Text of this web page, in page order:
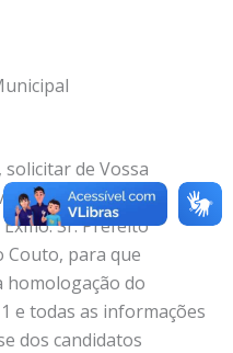
de Vossa
os Nobres
Sr. Prefeito
Couto, para que
homologação do
e todas as informações
dos candidatos